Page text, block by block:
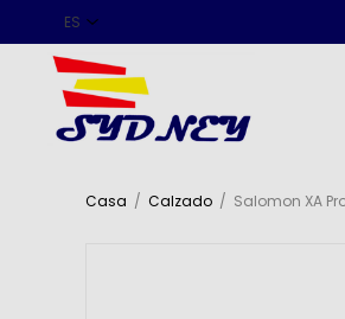
Casa / Calzado / Salomon XA